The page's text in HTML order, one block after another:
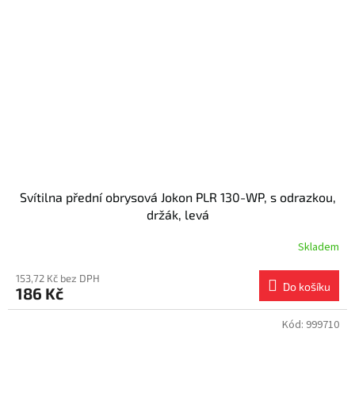
Svítilna přední obrysová Jokon PLR 130-WP, s odrazkou,
držák, levá
Skladem
153,72 Kč bez DPH
186 Kč Do košíku
Kód: 999710